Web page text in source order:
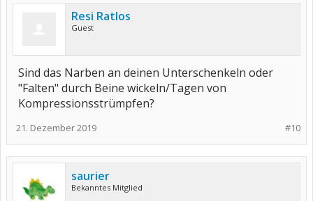
Resi Ratlos
Guest
Sind das Narben an deinen Unterschenkeln oder
"Falten" durch Beine wickeln/Tagen von
Kompressionsstrümpfen?
#10
21. Dezember 2019
saurier
Bekanntes Mitglied